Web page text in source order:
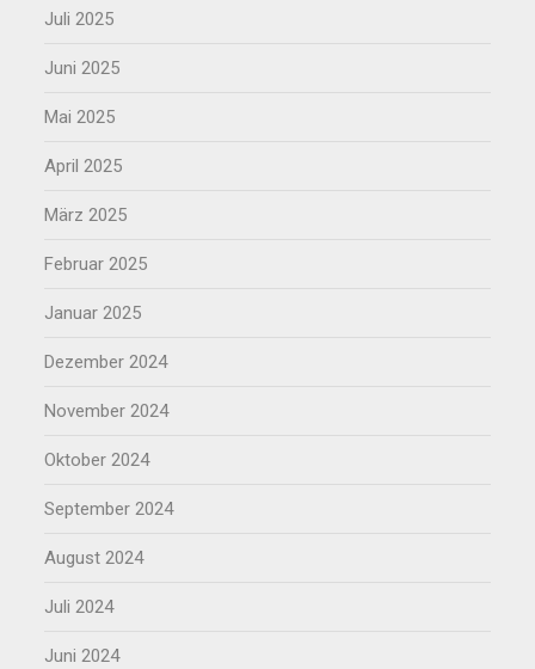
Juli 2025
Juni 2025
Mai 2025
April 2025
März 2025
Februar 2025
Januar 2025
Dezember 2024
November 2024
Oktober 2024
September 2024
August 2024
Juli 2024
Juni 2024